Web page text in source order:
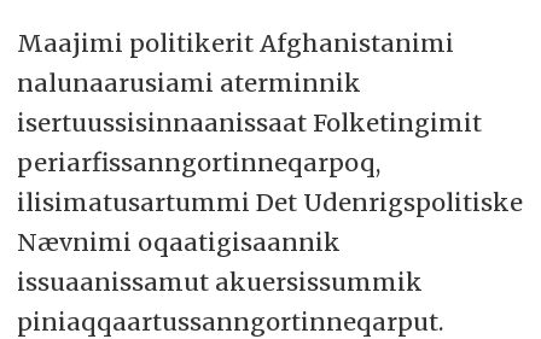
Maajimi politikerit Afghanistanimi
nalunaarusiami aterminnik
isertuussisinnaanissaat Folketingimit
periarfissanngortinneqarpoq,
ilisimatusartummi Det Udenrigspolitiske
Nævnimi oqaatigisaannik
issuaanissamut akuersissummik
piniaqqaartussanngortinneqarput.